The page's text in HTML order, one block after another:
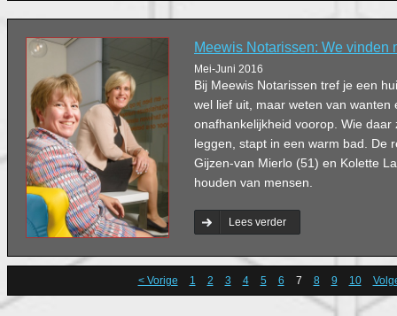
Meewis Notarissen: We vinden
Mei-Juni 2016
Bij Meewis Notarissen tref je een
wel lief uit, maar weten van wanten
onafhankelijkheid voorop. Wie
leggen, stapt in een warm bad. De
Gijzen-van Mierlo (51) en Kolette
houden van mensen.
Lees verder
< Vorige 1 2 3 4 5 6 7 8 9 10